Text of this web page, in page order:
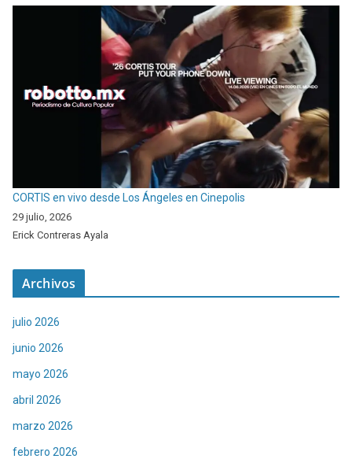
CORTIS en vivo desde Los Ángeles en Cinepolis
29 julio, 2026
Erick Contreras Ayala
Archivos
julio 2026
junio 2026
mayo 2026
abril 2026
marzo 2026
febrero 2026